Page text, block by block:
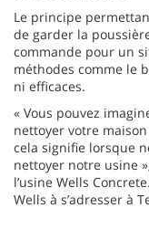
Le principe
de garder la
commande pour un
méthodes comme le
ni efficaces.
« Vous pouvez
nettoyer votre maison
cela signifie lorsque
nettoyer notre usine
l’usine Wells
Wells à s’adresser à